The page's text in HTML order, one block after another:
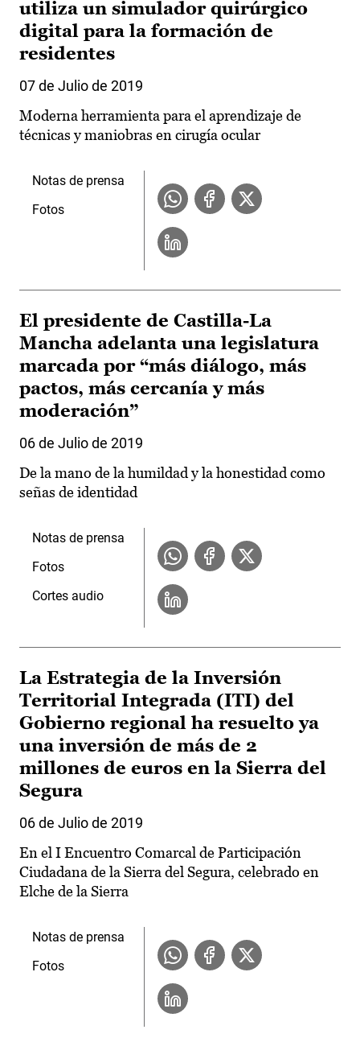
utiliza un simulador quirúrgico
digital para la formación de
residentes
07 de Julio de 2019
Moderna herramienta para el aprendizaje de
técnicas y maniobras en cirugía ocular
Notas de prensa
Fotos
El presidente de Castilla-La
Mancha adelanta una legislatura
marcada por “más diálogo, más
pactos, más cercanía y más
moderación”
06 de Julio de 2019
De la mano de la humildad y la honestidad como
señas de identidad
Notas de prensa
Fotos
Cortes audio
La Estrategia de la Inversión
Territorial Integrada (ITI) del
Gobierno regional ha resuelto ya
una inversión de más de 2
millones de euros en la Sierra del
Segura
06 de Julio de 2019
En el I Encuentro Comarcal de Participación
Ciudadana de la Sierra del Segura, celebrado en
Elche de la Sierra
Notas de prensa
Fotos